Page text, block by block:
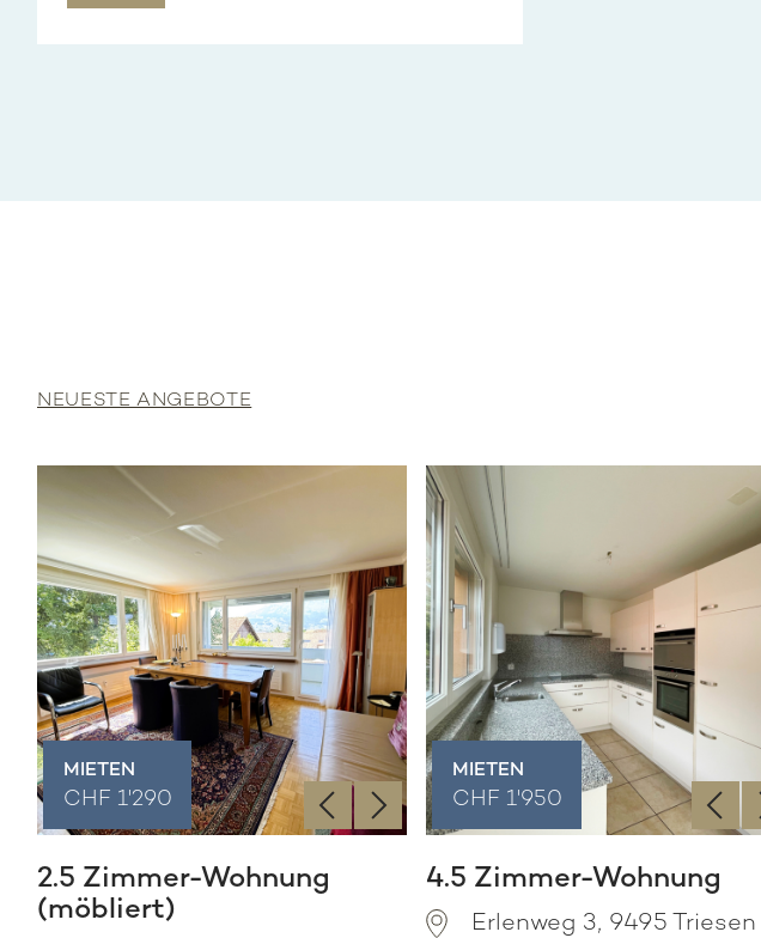
NEUESTE ANGEBOTE
MIETEN
CHF 1'290 ‹ ›
2.5 Zimmer-Wohnung
(möbliert)
MIETEN
CHF 1'950 ‹
4.5 Zimmer-Wohnung
Erlenweg 3, 9495 Triesen